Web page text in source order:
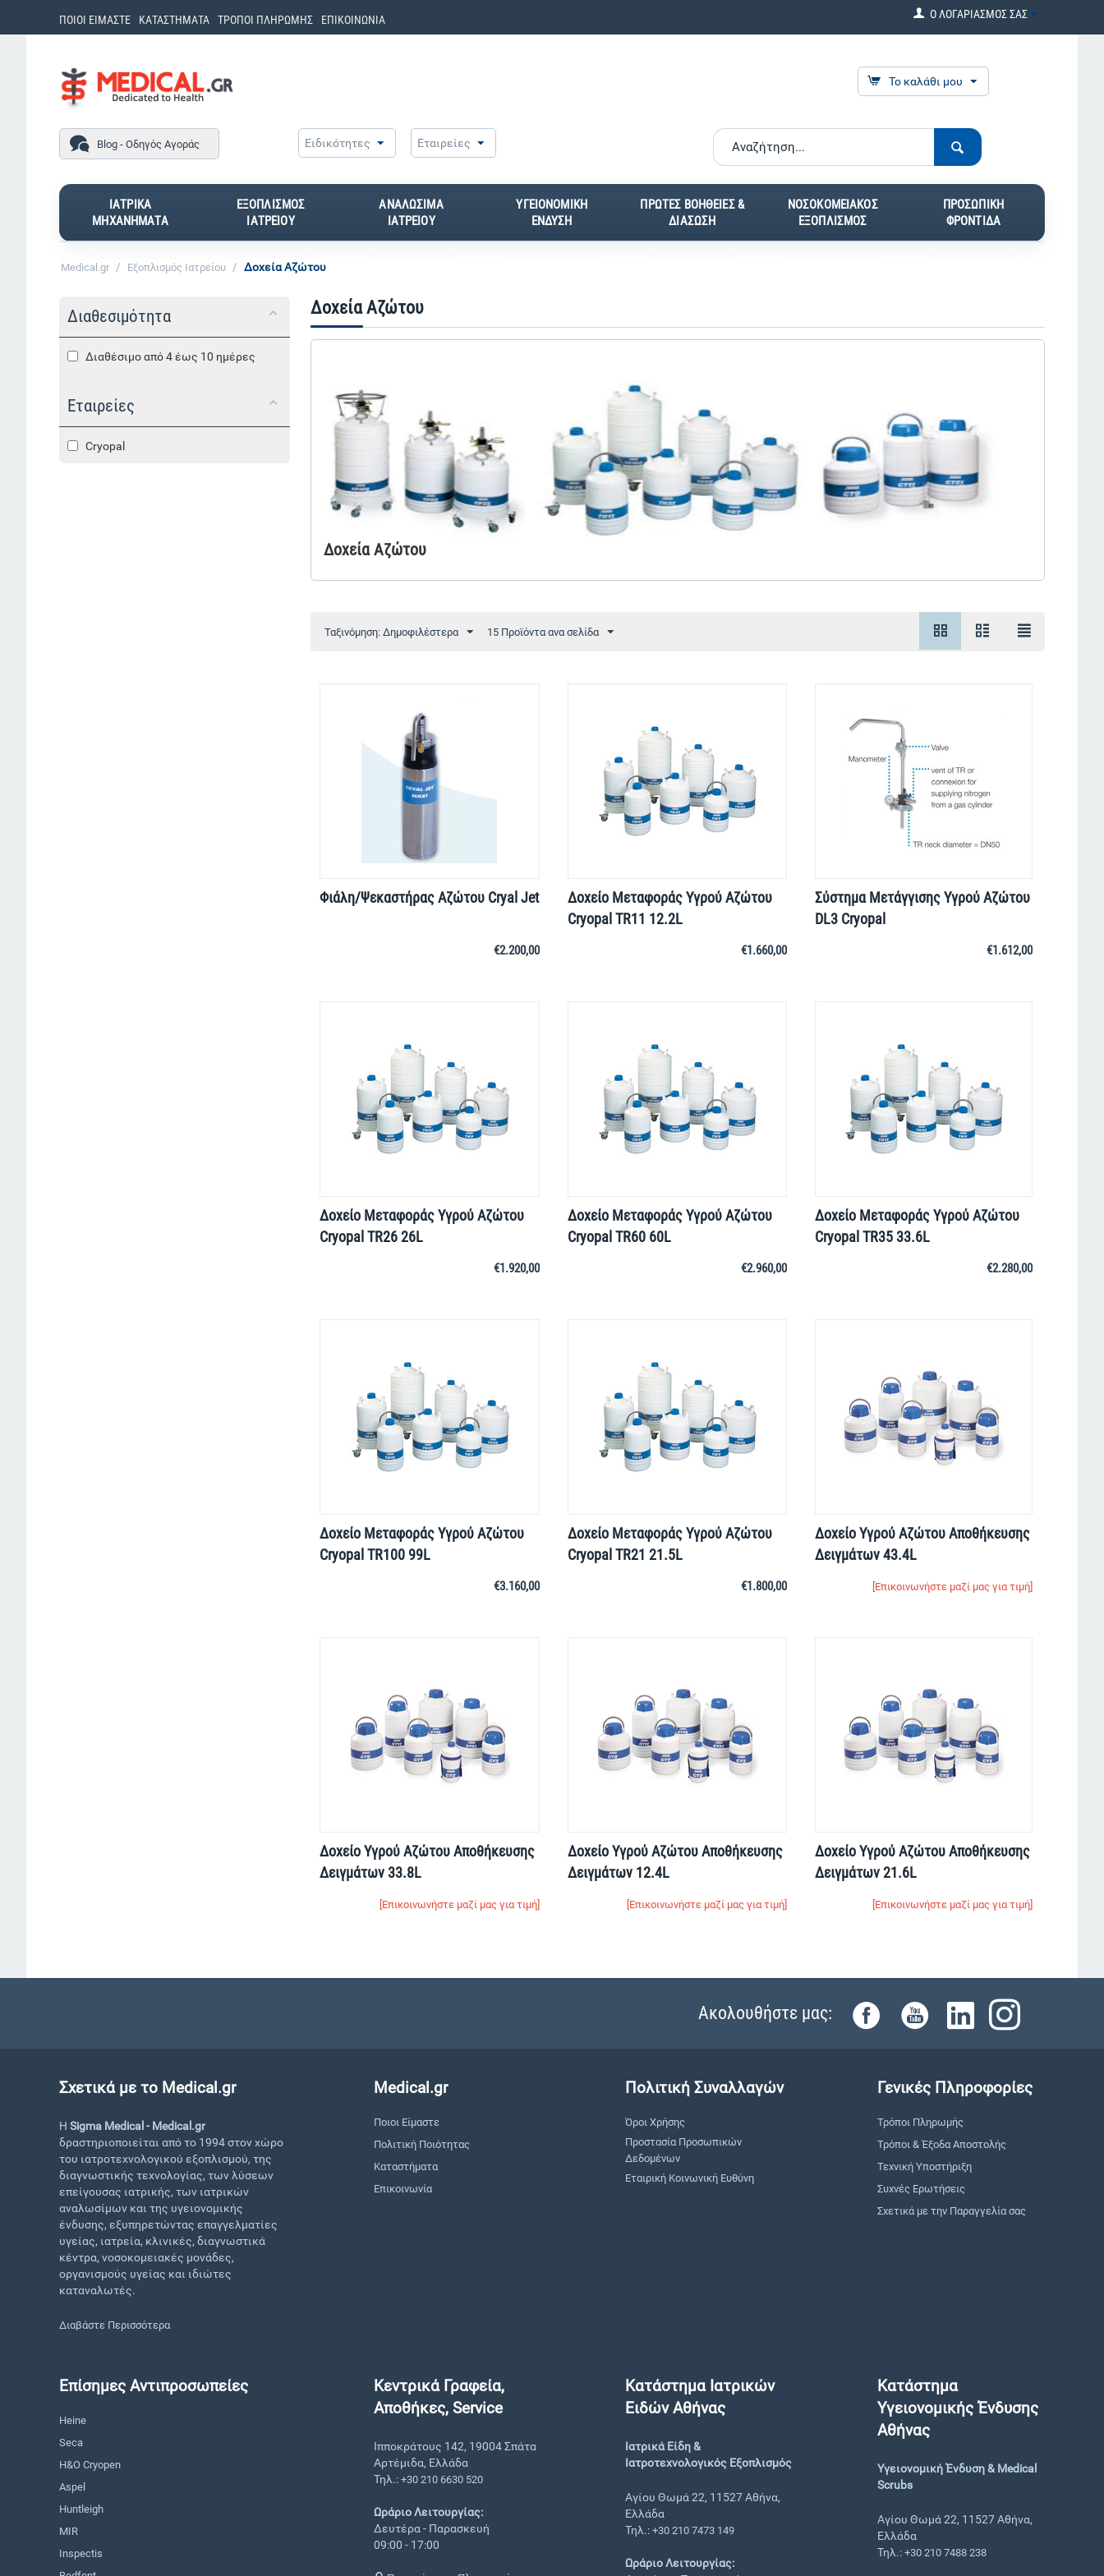
ΠΟΙΟΙ ΕΙΜΑΣΤΕ ΚΑΤΑΣΤΗΜΑΤΑ ΤΡΟΠΟΙ ΠΛΗΡΩΜΗΣ ΕΠΙΚΟΙΝΩΝΙΑ Ο ΛΟΓΑΡΙΑΣΜΟΣ ΣΑΣ
Το καλάθι μου
Blog - Οδηγός Αγοράς Ειδικότητες Εταιρείες
ΙΑΤΡΙΚΑ
ΜΗΧΑΝΗΜΑΤΑ
ΕΞΟΠΛΙΣΜΟΣ
ΙΑΤΡΕΙΟΥ
ΑΝΑΛΩΣΙΜΑ
ΙΑΤΡΕΙΟΥ
ΥΓΕΙΟΝΟΜΙΚΗ
ΕΝΔΥΣΗ
ΠΡΩΤΕΣ ΒΟΗΘΕΙΕΣ &
ΔΙΑΣΩΣΗ
ΝΟΣΟΚΟΜΕΙΑΚΟΣ
ΕΞΟΠΛΙΣΜΟΣ
ΠΡΟΣΩΠΙΚΗ
ΦΡΟΝΤΙΔΑ
Medical.gr / Εξοπλισμός Ιατρείου / Δοχεία Αζώτου
Διαθεσιμότητα
Διαθέσιμο από 4 έως 10 ημέρες
Εταιρείες
Cryopal
Δοχεία Αζώτου
Δοχεία Αζώτου
Ταξινόμηση: Δημοφιλέστερα 15 Προϊόντα ανα σελίδα
Φιάλη/Ψεκαστήρας Αζώτου Cryal Jet
€2.200,00
Δοχείο Μεταφοράς Yγρού Aζώτου
Cryopal TR11 12.2L
€1.660,00
Σύστημα Μετάγγισης Υγρού Αζώτου
DL3 Cryopal
€1.612,00
Δοχείο Μεταφοράς Yγρού Aζώτου
Cryopal TR26 26L
€1.920,00
Δοχείο Μεταφοράς Yγρού Aζώτου
Cryopal TR60 60L
€2.960,00
Δοχείο Μεταφοράς Yγρού Aζώτου
Cryopal TR35 33.6L
€2.280,00
Δοχείο Μεταφοράς Yγρού Aζώτου
Cryopal TR100 99L
€3.160,00
Δοχείο Μεταφοράς Yγρού Aζώτου
Cryopal TR21 21.5L
€1.800,00
Δοχείο Yγρού Aζώτου Αποθήκευσης
Δειγμάτων 43.4L
[Επικοινωνήστε μαζί μας για τιμή]
Δοχείο Yγρού Aζώτου Αποθήκευσης
Δειγμάτων 33.8L
[Επικοινωνήστε μαζί μας για τιμή]
Δοχείο Yγρού Aζώτου Αποθήκευσης
Δειγμάτων 12.4L
[Επικοινωνήστε μαζί μας για τιμή]
Δοχείο Yγρού Aζώτου Αποθήκευσης
Δειγμάτων 21.6L
[Επικοινωνήστε μαζί μας για τιμή]
Ακολουθήστε μας:
Σχετικά με το Medical.gr
Η Sigma Medical - Medical.gr
δραστηριοποιείται από το 1994 στον χώρο
του ιατροτεχνολογικού εξοπλισμού, της
διαγνωστικής τεχνολογίας, των λύσεων
επείγουσας ιατρικής, των ιατρικών
αναλωσίμων και της υγειονομικής
ένδυσης, εξυπηρετώντας επαγγελματίες
υγείας, ιατρεία, κλινικές, διαγνωστικά
κέντρα, νοσοκομειακές μονάδες,
οργανισμούς υγείας και ιδιώτες
καταναλωτές.
Διαβάστε Περισσότερα
Medical.gr
Ποιοι Είμαστε
Πολιτική Ποιότητας
Καταστήματα
Επικοινωνία
Πολιτική Συναλλαγών
Όροι Χρήσης
Προστασία Προσωπικών
Δεδομένων
Εταιρική Κοινωνική Ευθύνη
"
Γενικές Πληροφορίες
Τρόποι Πληρωμής
Τρόποι & Έξοδα Αποστολής
Τεχνική Υποστήριξη
Συχνές Ερωτήσεις
Σχετικά με την Παραγγελία σας
Επίσημες Αντιπροσωπείες
Heine
Seca
H&O Cryopen
Aspel
Huntleigh
MIR
Inspectis
Κεντρικά Γραφεία,
Αποθήκες, Service
Ιπποκράτους 142, 19004 Σπάτα
Αρτέμιδα, Ελλάδα
Τηλ.: +30 210 6630 520
Ωράριο Λειτουργίας:
Δευτέρα - Παρασκευή
09:00 - 17:00
Κατάστημα Ιατρικών
Ειδών Αθήνας
Ιατρικά Είδη &
Ιατροτεχνολογικός Εξοπλισμός
Αγίου Θωμά 22, 11527 Αθήνα,
Ελλάδα
Τηλ.:+30 210 7473 149
Ωράριο Λειτουργίας:
Κατάστημα
Υγειονομικής Ένδυσης
Αθήνας
Υγειονομική Ένδυση & Medical
Scrubs
Αγίου Θωμά 22, 11527 Αθήνα,
Ελλάδα
Τηλ.: +30 210 7488 238